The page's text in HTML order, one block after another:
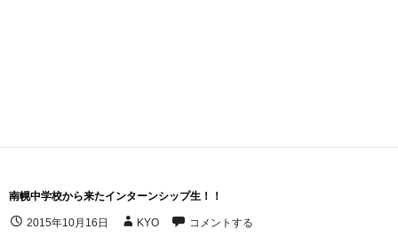
南幌中学校から来たインターンシップ生！！
2015年10月16日 KYO
コメントする